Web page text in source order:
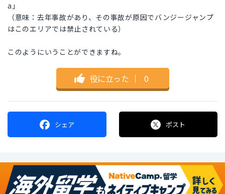
a」
（意味：去年事故があり、その事故が原因でバンジージャンプ
はこのエリアでは禁止されている）
このようにいうことができますね。
役に立った ｜ 0
シェア ポスト